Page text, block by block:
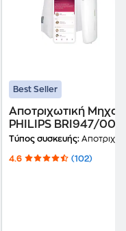
Best Seller
Αποτριχωτική
PHILIPS BRI947/00
PRESTIGE Μωβ
Τύπος συσκευής:
4.6 (102)